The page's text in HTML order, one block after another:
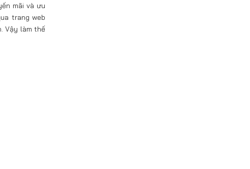
mãi và ưu
trang web
Vậy làm thế